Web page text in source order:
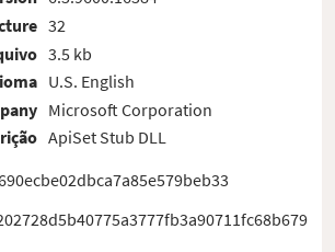
32
3.5 kb
U.S. English
Microsoft Corporation
ApiSet Stub DLL